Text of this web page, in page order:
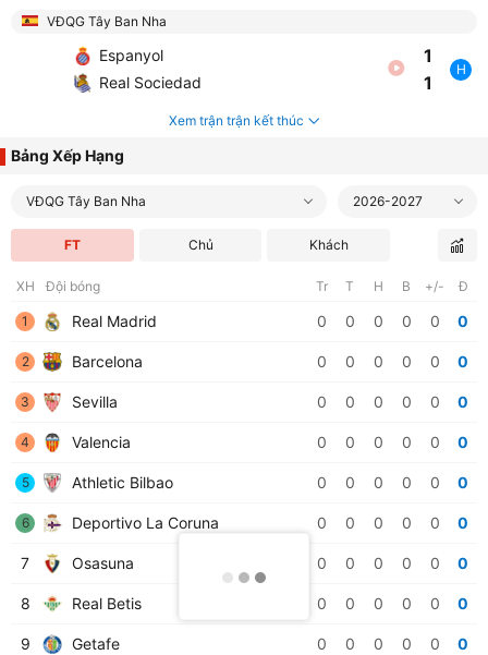
VĐQG Tây Ban Nha
Espanyol
Real Sociedad
1
1
H
Xem trận trận kết thúc
Bảng Xếp Hạng
VĐQG Tây Ban Nha 2026-2027
FT Chủ Khách
XH Đội bóng Tr T H B +/- Đ
1 Real Madrid 0 0 0 0 0 0
2 Barcelona 0 0 0 0 0 0
3 Sevilla 0 0 0 0 0 0
4 Valencia 0 0 0 0 0 0
5 Athletic Bilbao 0 0 0 0 0 0
6 Deportivo La Coruna 0 0 0 0 0 0
7 Osasuna 0 0 0 0 0 0
8 Real Betis 0 0 0 0 0 0
9 Getafe 0 0 0 0 0 0